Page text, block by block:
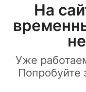
На
Уже
Попробуйте